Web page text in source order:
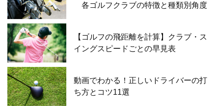
各ゴルフクラブの特徴と種類別角度
【ゴルフの飛距離を計算】クラブ・ス
イングスピードごとの早見表
動画でわかる！正しいドライバーの打
ち方とコツ11選